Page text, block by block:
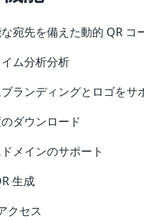
宛先を備えた動的 QR コ
ム分析分析
ランディングとロゴをサ
ダウンロード
メインのサポート
生成
クセス